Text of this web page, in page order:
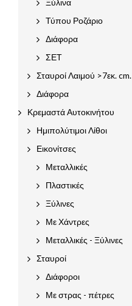
Ξύλινα
Τύπου Ροζάριο
Διάφορα
ΣΕΤ
Σταυροί Λαιμού >7εκ. cm.
Διάφορα
Κρεμαστά Αυτοκινήτου
Ημιπολύτιμοι Λίθοι
Εικονίτσες
Μεταλλικές
Πλαστικές
Ξύλινες
Με Χάντρες
Μεταλλικές - Ξύλινες
Σταυροί
Διάφοροι
Με στρας - πέτρες